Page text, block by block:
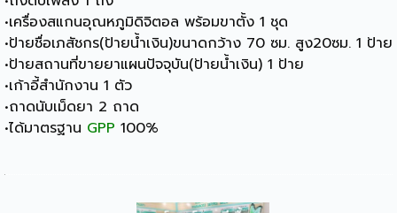
•เครื่องสแกนอุณหภูมิดิจิตอล พร้อมขาตั้ง 1 ชุด
•ป้ายชื่อเภสัชกร(ป้ายน้ำเงิน)ขนาดกว้าง 70 ซม. สูง20ซม. 1 ป้าย
•ป้ายสถานที่ขายยาแผนปัจจุบัน(ป้ายน้ำเงิน) 1 ป้าย
•เก้าอี้สำนักงาน 1 ตัว
•ถาดนับเม็ดยา 2 ถาด
•ได้มาตรฐาน GPP 100%